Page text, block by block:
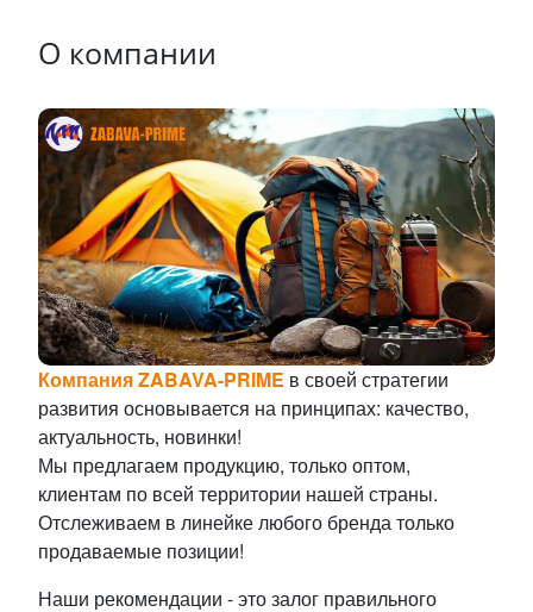
О компании
Компания ZABAVA-PRIME в своей стратегии
развития основывается на принципах: качество,
актуальность, новинки!
Мы предлагаем продукцию, только оптом,
клиентам по всей территории нашей страны.
Отслеживаем в линейке любого бренда только
продаваемые позиции!
Наши рекомендации - это залог правильного